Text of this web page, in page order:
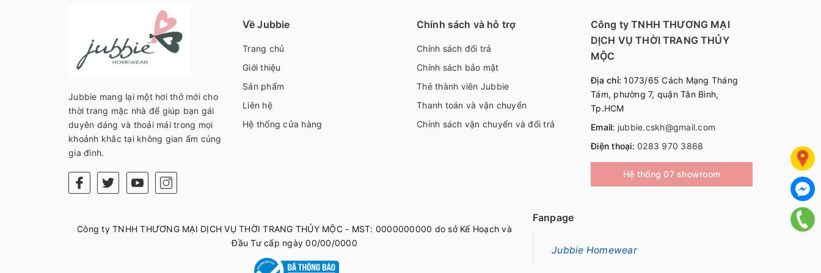
Jubbie mang lại một hơi thở mới cho
thời trang mặc nhà để giúp bạn gái
duyên dáng và thoải mái trong mọi
khoảnh khắc tại không gian ấm cúng
gia đình.
Về Jubbie
Trang chủ
Giới thiệu
Sản phẩm
Liên hệ
Hệ thống cửa hàng
Chính sách và hỗ trợ
Chính sách đổi trả
Chính sách bảo mật
Thẻ thành viên Jubbie
Thanh toán và vận chuyển
Chính sách vận chuyển và đổi trả
Công ty TNHH THƯƠNG MẠI
DỊCH VỤ THỜI TRANG THỦY
MỘC
Địa chỉ: 1073/65 Cách Mạng Tháng
Tám, phường 7, quận Tân Bình,
Tp.HCM
Email: jubbie.cskh@gmail.com
Điện thoại: 0283 970 3868
Hệ thống 07 showroom
Công ty TNHH THƯƠNG MẠI DỊCH VỤ THỜI TRANG THỦY MỘC - MST: 0000000000 do sở Kế Hoạch và
Đầu Tư cấp ngày 00/00/0000
Fanpage
Jubbie Homewear